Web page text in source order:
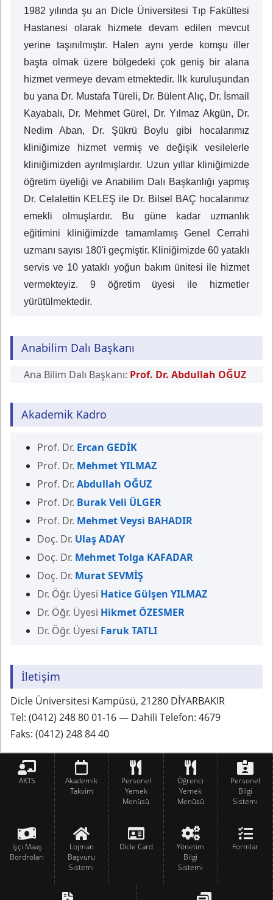
1982 yılında şu an Dicle Üniversitesi Tıp Fakültesi
Hastanesi olarak hizmete devam edilen mevcut
yerine taşınılmıştır. Halen aynı yerde komşu iller
başta olmak üzere bölgedeki çok geniş bir alana
hizmet vermeye devam etmektedir. İlk kuruluşundan
bu yana Dr. Mustafa Türeli, Dr. Bülent Alıç, Dr. İsmail
Kayabalı, Dr. Mehmet Gürel, Dr. Yılmaz Akgün, Dr.
Nedim Aban, Dr. Şükrü Boylu gibi hocalarımız
kliniğimize hizmet vermiş ve değişik vesilelerle
kliniğimizden ayrılmışlardır. Uzun yıllar kliniğimizde
öğretim üyeliği ve Anabilim Dalı Başkanlığı yapmış
Dr. Celalettin KELEŞ ile Dr. Bilsel BAÇ hocalarımız
emekli olmuşlardır. Bu güne kadar uzmanlık
eğitimini kliniğimizde tamamlamış Genel Cerrahi
uzmanı sayısı 180'i geçmiştir. Kliniğimizde 60 yataklı
servis ve 10 yataklı yoğun bakım ünitesi ile hizmet
vermekteyiz. 9 öğretim üyesi ile hizmetler
yürütülmektedir.
Anabilim Dalı Başkanı
Ana Bilim Dalı Başkanı: Prof. Dr. Abdullah OĞUZ
Akademik Kadro
Prof. Dr. Ercan GEDİK
Prof. Dr. Mehmet YILMAZ
Prof. Dr. Abdullah OĞUZ
Prof. Dr. Burak Veli ÜLGER
Prof. Dr. Mehmet Veysi BAHADIR
Doç. Dr. Ulaş ADAY
Doç. Dr. Mehmet Tolga KAFADAR
Doç. Dr. Murat SEVMİŞ
Dr. Öğr. Üyesi Hatice Gülşen YILMAZ
Dr. Öğr. Üyesi Hikmet ÖZESMER
Dr. Öğr. Üyesi Faruk TATLI
İletişim
Dicle Üniversitesi Kampüsü, 21280 DİYARBAKIR
Tel: (0412) 248 80 01-16 — Dahili Telefon: 4679
Faks: (0412) 248 84 40
AKTS
Akademik
Takvim
Personel
Yemek
Menüsü
Öğrenci
Yemek
Menüsü
Personel
Bilgi
Sistemi
İşçi Maaş
Bordroları
Lojman
Başvuru
Sistemi
Dicle Card
Yönetim
Bilgi
Sistemi
Formlar